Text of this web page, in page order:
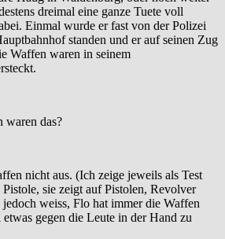
dreimal eine ganze Tuete voll
Einmal wurde er fast von der Polizei
standen und er auf seinen Zug
Waffen waren in seinem
waren das?
nicht aus. (Ich zeige jeweils als Test
sie zeigt auf Pistolen, Revolver
weiss, Flo hat immer die Waffen
gegen die Leute in der Hand zu